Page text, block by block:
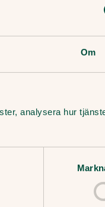
Om
analysera hur
till alla till
län blir
doser av vaccinet
och
kom år 2020.
personligt
om dos två
då kan du
till och med
Alltid öppet
.
efter första